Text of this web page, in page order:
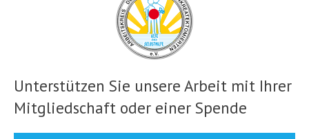
Unterstützen Sie unsere Arbeit mit Ihrer
Mitgliedschaft oder einer Spende